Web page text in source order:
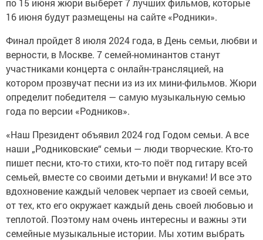
по 15 июня жюри выберет 7 лучших фильмов, которые
16 июня будут размещены на сайте «Родники».
Финал пройдет 8 июля 2024 года, в День семьи, любви и
верности, в Москве. 7 семей-номинантов станут
участниками концерта с онлайн-трансляцией, на
котором прозвучат песни из из их мини-фильмов. Жюри
определит победителя — самую музыкальную семью
года по версии «Родников».
«Наш Президент объявил 2024 год Годом семьи. А все
наши „Родниковские“ семьи — люди творческие. Кто-то
пишет песни, кто-то стихи, кто-то поёт под гитару всей
семьей, вместе со своими детьми и внуками! И все это
вдохновение каждый человек черпает из своей семьи,
от тех, кто его окружает каждый день своей любовью и
теплотой. Поэтому нам очень интересны и важны эти
семейные музыкальные истории. Мы хотим выбрать